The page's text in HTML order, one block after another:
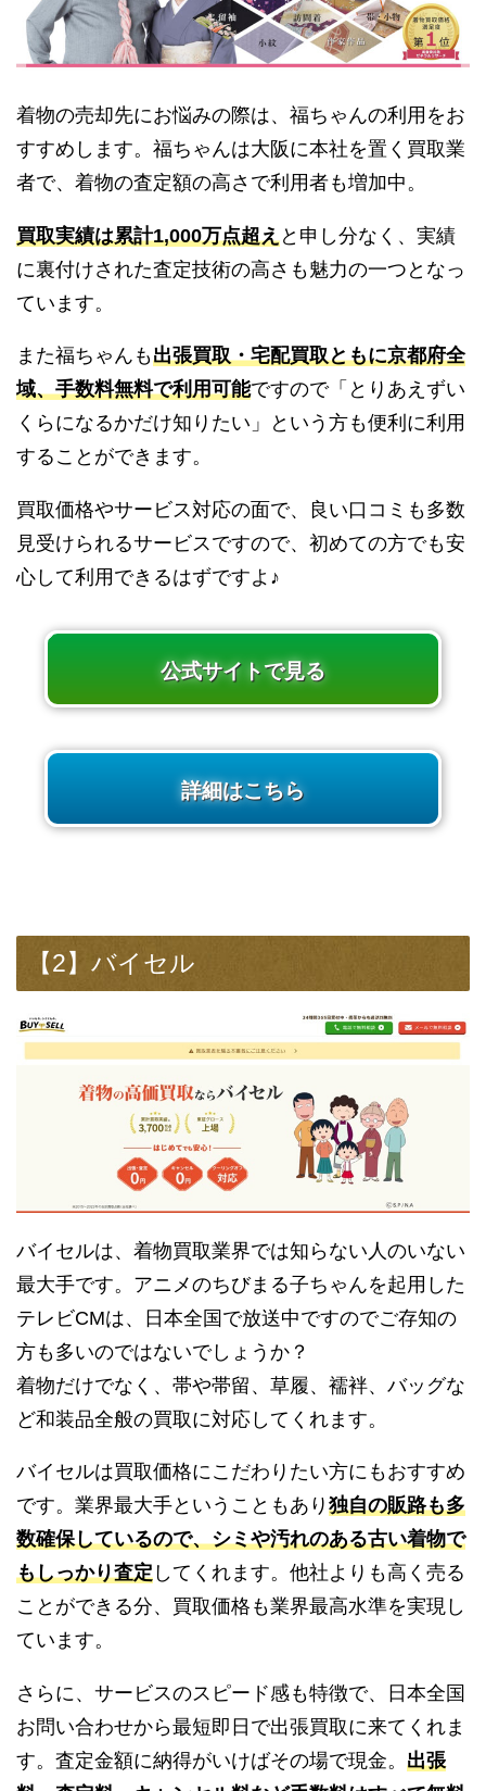
着物の売却先にお悩みの際は、福ちゃんの利用をお
すすめします。福ちゃんは大阪に本社を置く買取業
者で、着物の査定額の高さで利用者も増加中。
買取実績は累計1,000万点超えと申し分なく、実績
に裏付けされた査定技術の高さも魅力の一つとなっ
ています。
また福ちゃんも出張買取・宅配買取ともに京都府全
域、手数料無料で利用可能ですので「とりあえずい
くらになるかだけ知りたい」という方も便利に利用
することができます。
買取価格やサービス対応の面で、良い口コミも多数
見受けられるサービスですので、初めての方でも安
心して利用できるはずですよ♪
公式サイトで見る
詳細はこちら
【2】バイセル
バイセルは、着物買取業界では知らない人のいない
最大手です。アニメのちびまる子ちゃんを起用した
テレビCMは、日本全国で放送中ですのでご存知の
方も多いのではないでしょうか？
着物だけでなく、帯や帯留、草履、襦袢、バッグな
ど和装品全般の買取に対応してくれます。
バイセルは買取価格にこだわりたい方にもおすすめ
です。業界最大手ということもあり 独自の販路も多
数確保しているので、シミや汚れのある古い着物で
もしっかり査定 してくれます。他社よりも高く売る
ことができる分、買取価格も業界最高水準を実現し
ています。
さらに、サービスのスピード感も特徴で、日本全国
お問い合わせから最短即日で出張買取に来てくれま
す。査定金額に納得がいけばその場で現金。 出張